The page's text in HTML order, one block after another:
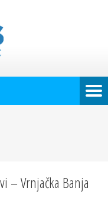
– Vrnjačka Banja